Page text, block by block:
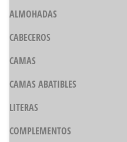
ALMOHADAS
CABECEROS
CAMAS
CAMAS ABATIBLES
LITERAS
COMPLEMENTOS